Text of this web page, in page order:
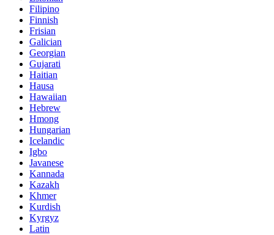
Filipino
Finnish
Frisian
Galician
Georgian
Gujarati
Haitian
Hausa
Hawaiian
Hebrew
Hmong
Hungarian
Icelandic
Igbo
Javanese
Kannada
Kazakh
Khmer
Kurdish
Kyrgyz
Latin